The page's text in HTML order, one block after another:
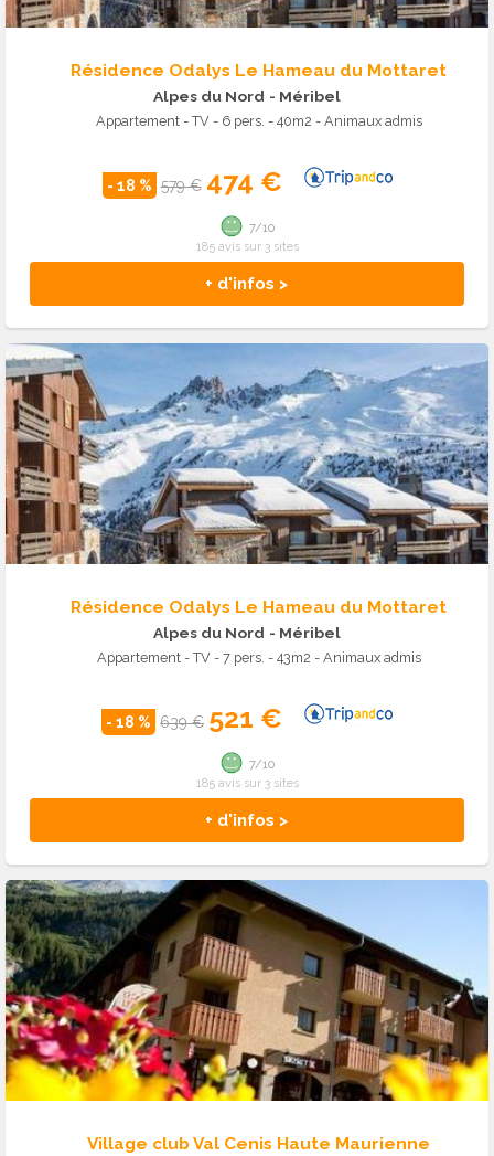
Résidence Odalys Le Hameau du Mottaret
Alpes du Nord - Méribel
Appartement - TV - 6 pers. - 40m2 - Animaux admis
- 18 % 579 € 474 €
+ d'infos >
7/10
185 avis sur 3 sites
Résidence Odalys Le Hameau du Mottaret
Alpes du Nord - Méribel
Appartement - TV - 7 pers. - 43m2 - Animaux admis
- 18 % 639 € 521 €
+ d'infos >
7/10
185 avis sur 3 sites
Village club Val Cenis Haute Maurienne